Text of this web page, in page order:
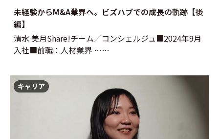
未経験からM&A業界へ。ビズハブでの成長の軌跡【後
編】
清水 美月Share!チーム／コンシェルジュ■2024年9月
入社■前職：人材業界 ……
キャリア